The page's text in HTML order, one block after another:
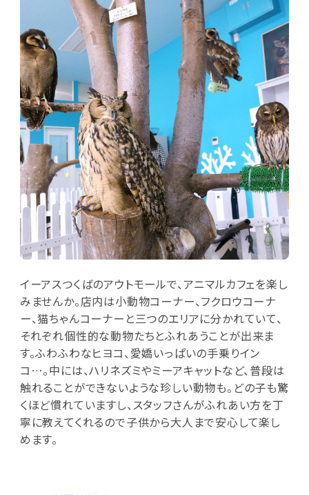
イーアスつくばのアウトモールで、アニマルカフェを楽し
みませんか。店内は小動物コーナー、フクロウコーナ
ー、猫ちゃんコーナーと三つのエリアに分かれていて、
それぞれ個性的な動物たちとふれあうことが出来ま
す。ふわふわなヒヨコ、愛嬌いっぱいの手乗りイン
コ…。中には、ハリネズミやミーアキャットなど、普段は
触れることができないような珍しい動物も。どの子も驚
くほど慣れていますし、スタッフさんがふれあい方を丁
寧に教えてくれるので子供から大人まで安心して楽し
めます。